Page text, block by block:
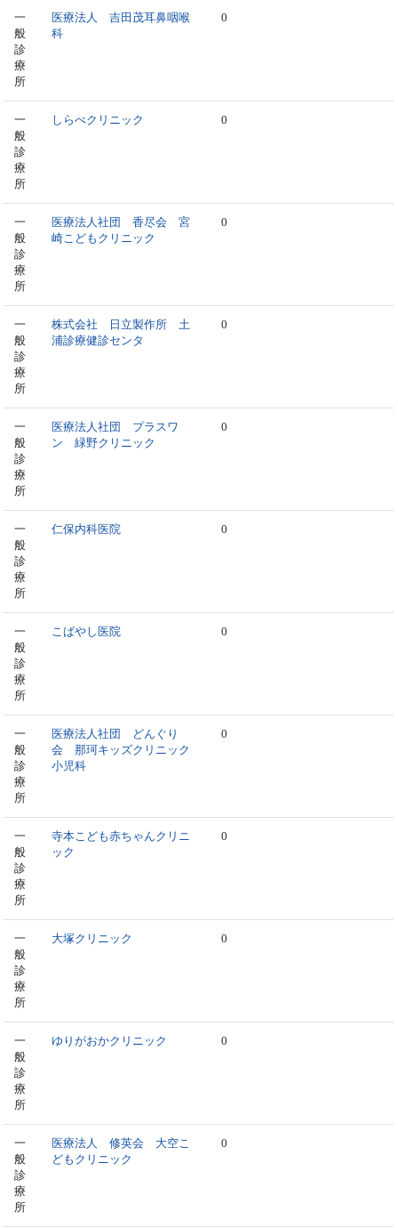
一
般
診
療
所
医療法人 吉田茂耳鼻咽喉
科
0
一
般
診
療
所
しらべクリニック 0
一
般
診
療
所
医療法人社団 香尽会 宮
崎こどもクリニック
0
一
般
診
療
所
株式会社 日立製作所 土
浦診療健診センタ
0
一
般
診
療
所
医療法人社団 プラスワ
ン 緑野クリニック
0
一
般
診
療
所
仁保内科医院 0
一
般
診
療
所
こばやし医院 0
一
般
診
療
所
医療法人社団 どんぐり
会 那珂キッズクリニック
小児科
0
一
般
診
療
所
寺本こども赤ちゃんクリニ
ック
0
一
般
診
療
所
大塚クリニック 0
一
般
診
療
所
ゆりがおかクリニック 0
一
般
診
療
所
医療法人 修英会 大空こ
どもクリニック
0